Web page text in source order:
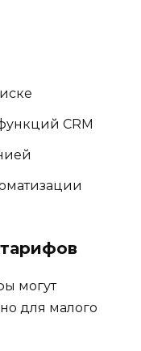
CRM
могут
для малого